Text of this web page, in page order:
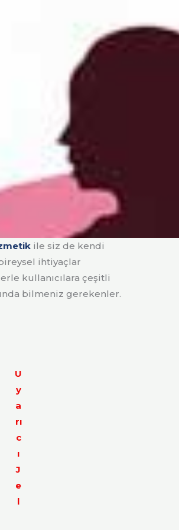
ile siz de kendi
ihtiyaçlar
kullanıcılara çeşitli
bilmeniz gerekenler.
U
y
a
rı
c
ı
J
e
l